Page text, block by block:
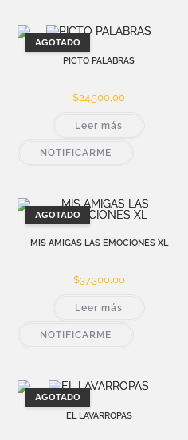
AGOTADO
PICTO PALABRAS
$24.300,00
Leer más
NOTIFICARME
AGOTADO
MIS AMIGAS LAS EMOCIONES XL
$37.300,00
Leer más
NOTIFICARME
AGOTADO
EL LAVARROPAS